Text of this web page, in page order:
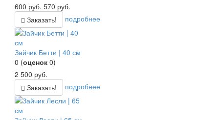
600 руб. 570 руб.
Заказать!
подробнее
Зайчик Бетти | 40 см
0 (оценок 0)
2 500 руб.
Заказать!
подробнее